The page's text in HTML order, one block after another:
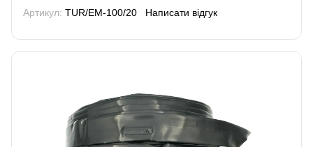
Артикул: TUR/EM-100/20 Написати відгук